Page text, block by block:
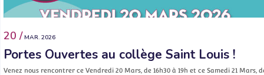
20 / MAR. 2026
Portes Ouvertes au collège Saint Louis !
Venez nous rencontrer ce Vendredi 20 Mars, de 16h30 à 19h et ce Samedi 21 Mars,